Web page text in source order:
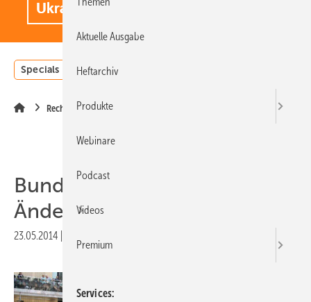
Specials Einstrahlungsatlas
Recht
Bundesrat fordert
Änderungen ein
23.05.2014
Aktuelle Ausgabe
Heftarchiv
Produkte
Webinare
Podcast
Videos
Premium
Services